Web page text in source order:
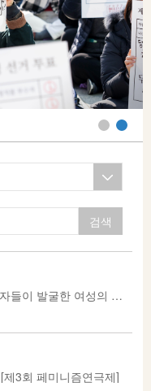
(2020 성평등) 일다 – 페미니스트 연구자들이 발굴한 여성의 역사 (연재 기사 링크 포함)
3회 페미니즘연극제]